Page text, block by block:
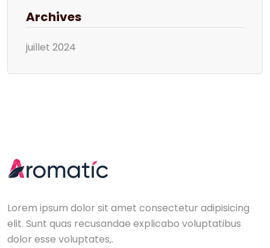
Archives
juillet 2024
Lorem ipsum dolor sit amet consectetur adipisicing
elit. Sunt quas recusandae explicabo voluptatibus
dolor esse voluptates,.